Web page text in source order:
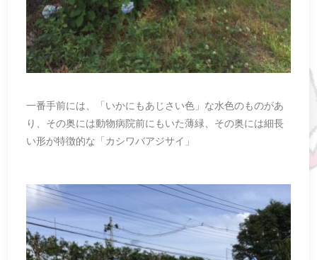
一番手前には、「いかにもあじさい色」な水色のものがあ
り、その奥には動物病院前にもいた薄緑、その奥には細長
い形が特徴的な「カシワバアジサイ」